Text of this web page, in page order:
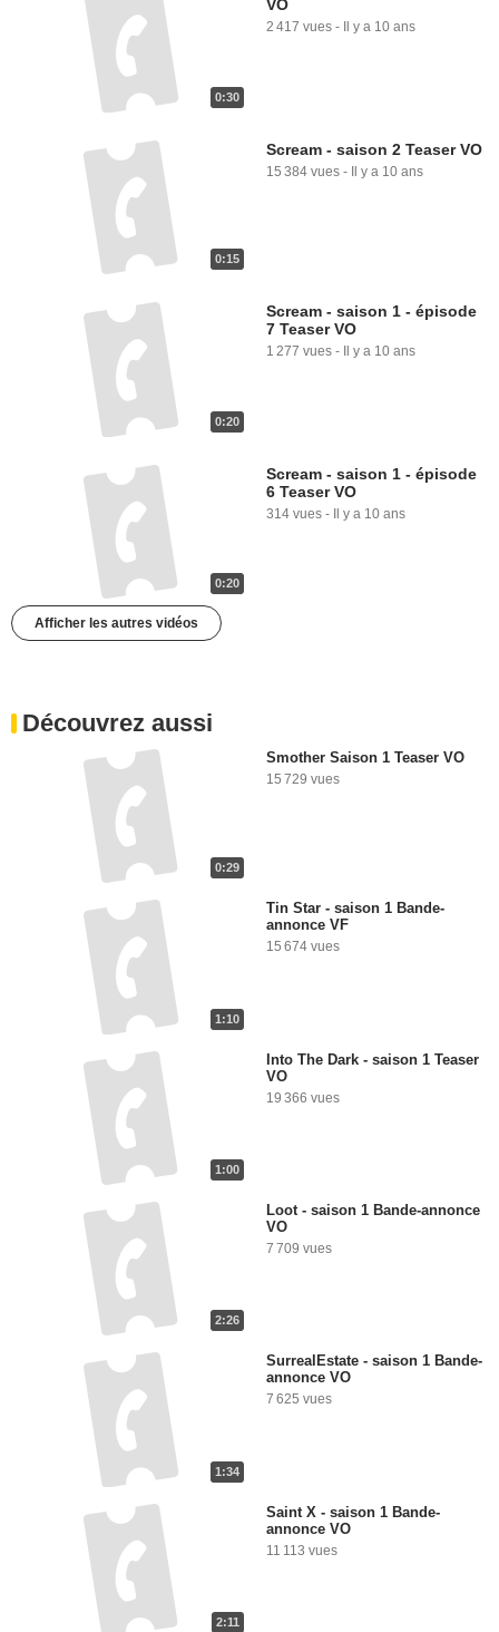
0:30
VO
2 417 vues - Il y a 10 ans
0:15
Scream - saison 2 Teaser VO
15 384 vues - Il y a 10 ans
0:20
Scream - saison 1 - épisode
7 Teaser VO
1 277 vues - Il y a 10 ans
0:20
Scream - saison 1 - épisode
6 Teaser VO
314 vues - Il y a 10 ans
Afficher les autres vidéos
Découvrez aussi
0:29
Smother Saison 1 Teaser VO
15 729 vues
1:10
Tin Star - saison 1 Bande-
annonce VF
15 674 vues
1:00
Into The Dark - saison 1 Teaser
VO
19 366 vues
2:26
Loot - saison 1 Bande-annonce
VO
7 709 vues
1:34
SurrealEstate - saison 1 Bande-
annonce VO
7 625 vues
2:11
Saint X - saison 1 Bande-
annonce VO
11 113 vues